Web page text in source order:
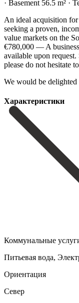
· Basement 56.5 m² ·
An ideal acquisition
seeking a proven,
value markets on the
€780,000 — A
‌available upon
please ‌do not ‌hesitate
‌We ‌would ‌be ‌delighted
Характеристики
Коммунальные
Питьевая вода,
Ориентация
Север